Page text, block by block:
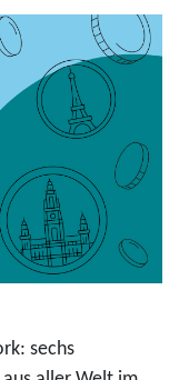
sechs